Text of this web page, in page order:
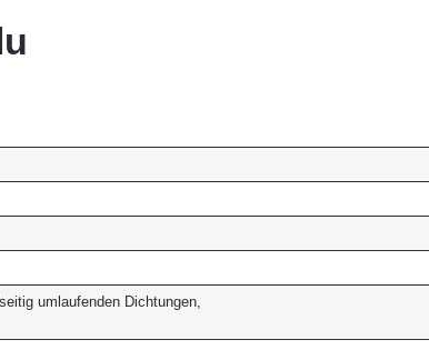
umlaufenden Dichtungen,